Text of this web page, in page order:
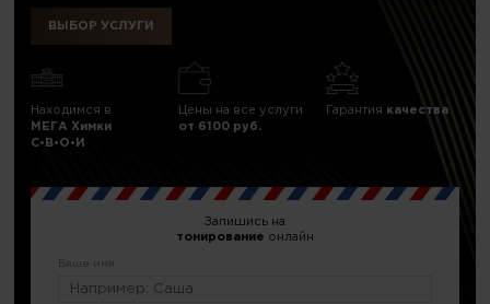
ВЫБОР УСЛУГИ
Находимся в
МЕГА Химки
C•В•О•И
Цены на все услуги
от 6100 руб.
Гарантия качества
Запишись на
тонирование онлайн
Ваше имя: